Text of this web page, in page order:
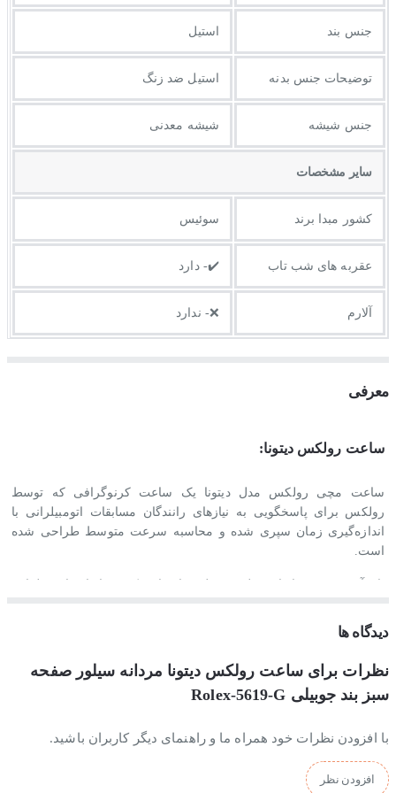
جنس بند استیل
توضيحات جنس بدنه استیل ضد زنگ
جنس شیشه شیشه معدنی
ساير مشخصات
کشور مبدا برند سوئیس
عقربه های شب تاب ✔️- دارد
آلارم ❌- ندارد
معرفی
ساعت رولکس دیتونا:
ساعت مچی رولکس مدل دیتونا یک ساعت کرنوگرافی که توسط
رولکس برای پاسخگویی به نیازهای رانندگان مسابقات اتومبیلرانی با
اندازه‌گیری زمان سپری شده و محاسبه سرعت متوسط ​​طراحی شده
است.
تصاویرش را مشاهده می کنید سومین نسل از ساعت های دیتونا می
باشند.
موتور ساعت رولکس دیتونا
دیدگاه ها
نظرات برای ساعت رولکس دیتونا مردانه سیلور صفحه
سبز بند جوبیلی Rolex-5619-G
با افزودن نظرات خود همراه ما و راهنمای دیگر کاربران باشید.
افزودن نظر